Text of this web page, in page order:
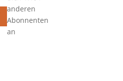
anderen
Abonnenten
an